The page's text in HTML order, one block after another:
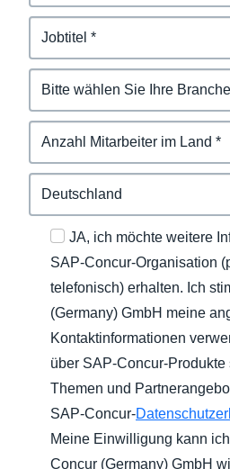
JA, ich möchte weitere
SAP-Concur-Organisation
telefonisch) erhalten. Ich
(Germany) GmbH meine
Kontaktinformationen
über SAP-Concur-
Themen und
SAP-Concur-
Meine Einwilligung kann
Concur (Germany) GmbH